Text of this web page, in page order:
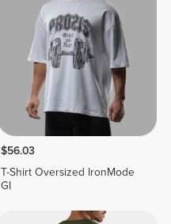
$56.03
T-Shirt Oversized IronMode
GI